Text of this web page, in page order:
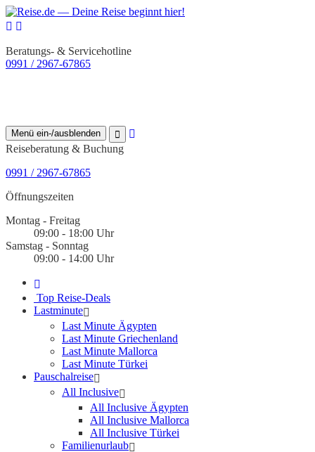
Beratungs- & Servicehotline
0991 / 2967-67865
Menü ein-/ausblenden
Reiseberatung & Buchung
0991 / 2967-67865
Öffnungszeiten
Montag - Freitag
09:00 - 18:00 Uhr
Samstag - Sonntag
09:00 - 14:00 Uhr
Top Reise-Deals
Lastminute
Last Minute Ägypten
Last Minute Griechenland
Last Minute Mallorca
Last Minute Türkei
Pauschalreise
All Inclusive
All Inclusive Ägypten
All Inclusive Mallorca
All Inclusive Türkei
Familienurlaub